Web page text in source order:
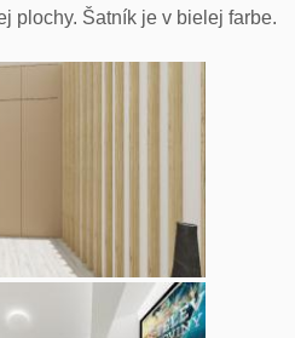
plochy. Šatník je v bielej farbe.